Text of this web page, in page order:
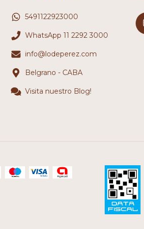
5491122923000
WhatsApp 11 2292 3000
info@lodeperez.com
Belgrano - CABA
Visita nuestro Blog!